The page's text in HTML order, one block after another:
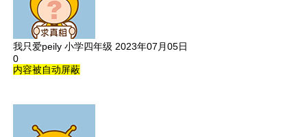
我只爱peily 小学四年级 2023年07月05日
0
内容被自动屏蔽